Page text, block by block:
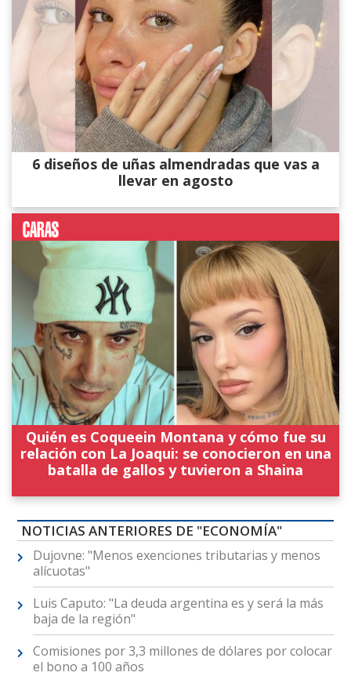
6 diseños de uñas almendradas que vas a
llevar en agosto
Quién es Coqueein Montana y cómo fue su
relación con La Joaqui: se conocieron en una
batalla de gallos y tuvieron a Shaina
NOTICIAS ANTERIORES DE "ECONOMÍA"
Dujovne: "Menos exenciones tributarias y menos
alícuotas"
Luis Caputo: "La deuda argentina es y será la más
baja de la región"
Comisiones por 3,3 millones de dólares por colocar
el bono a 100 años